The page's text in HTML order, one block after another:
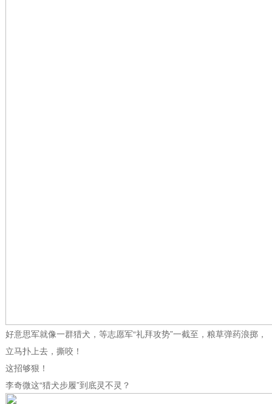
好意思军就像一群猎犬，等志愿军“礼拜攻势”一截至，粮草弹药浪掷，
立马扑上去，撕咬！
这招够狠！
李奇微这“猎犬步履”到底灵不灵？